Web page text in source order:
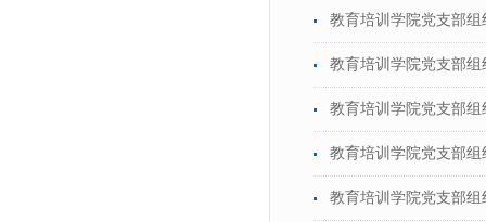
教育培训学院党支部组
教育培训学院党支部
教育培训学院党支部
教育培训学院党支部
教育培训学院党支部